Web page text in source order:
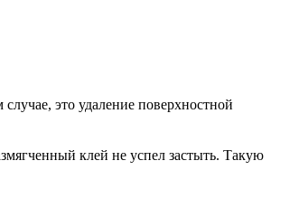
это удаление поверхностной
клей не успел застыть. Такую